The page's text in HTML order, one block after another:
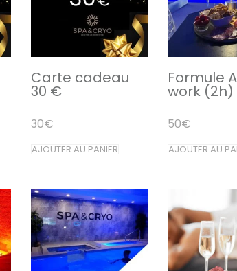
Carte cadeau
30 €
30€
AJOUTER AU PANIER
Formule
work (2h)
50€
AJOUTER AU